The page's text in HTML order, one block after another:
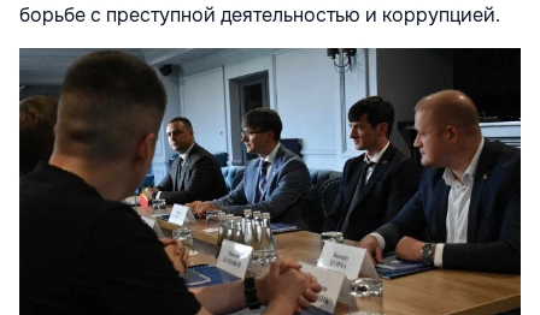
борьбе с преступной деятельностью и коррупцией.